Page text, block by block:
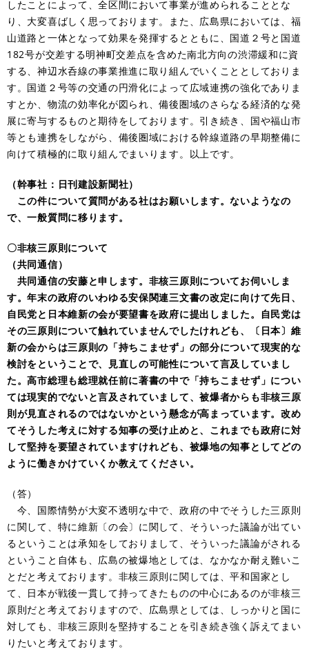
したことによって、全区間において事業が進められることとな
り、大変喜ばしく思っております。また、広島県においては、福
山道路と一体となって効果を発揮するとともに、国道２号と国道
182号が交差する明神町交差点を含めた南北方向の渋滞緩和に資
する、神辺水呑線の事業推進に取り組んでいくこととしておりま
す。国道２号等の交通の円滑化によって広域連携の強化でありま
すとか、物流の効率化が図られ、備後圏域のさらなる経済的な発
展に寄与するものと期待をしております。引き続き、国や福山市
等とも連携をしながら、備後圏域における幹線道路の早期整備に
向けて積極的に取り組んでまいります。以上です。
（幹事社：日刊建設新聞社）
この件について質問がある社はお願いします。ないようなの
で、一般質問に移ります。
〇非核三原則について
（共同通信）
共同通信の安藤と申します。非核三原則についてお伺いしま
す。年末の政府のいわゆる安保関連三文書の改定に向けて先日、
自民党と日本維新の会が要望書を政府に提出しました。
自民党は
その三原則について触れていませんでしたけれども、〔日本〕維
新の会からは三原則の「持ちこませず」の部分について現実的な
検討をということで、見直しの可能性について言及していまし
た。高市総理も総理就任前に著書の中で「持ちこませず」につい
ては現実的でないと言及されていまして、被爆者からも非核三原
則が見直されるのではないかという懸念が高まっています。改め
てそうした考えに対する知事の受け止めと、これまでも政府に対
して堅持を要望されていますけれども、被爆地の知事としてどの
ように働きかけていくか教えてください。
（答）
今、国際情勢が大変不透明な中で、政府の中でそうした三原則
に関して、特に維新〔の会〕に関して、そういった議論が出てい
るということは承知をしておりまして、そういった議論がされる
ということ自体も、広島の被爆地としては、なかなか耐え難いこ
とだと考えております。非核三原則に関しては、平和国家とし
て、日本が戦後一貫して持ってきたものの中心にあるのが非核三
原則だと考えておりますので、広島県としては、しっかりと国に
対しても、非核三原則を堅持することを引き続き強く訴えてまい
りたいと考えております。